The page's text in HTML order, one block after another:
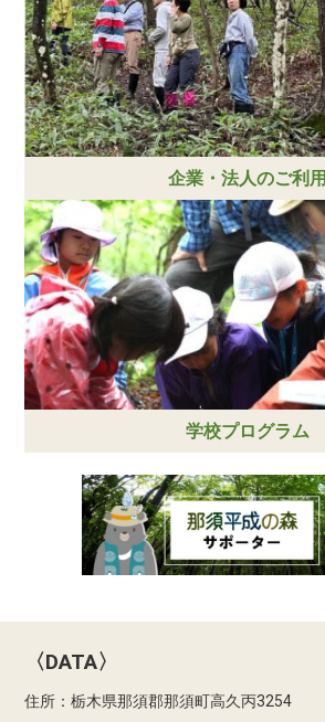
企業・法人のご利用
学校プログラム
〈DATA〉
住所：栃木県那須郡那須町高久丙3254